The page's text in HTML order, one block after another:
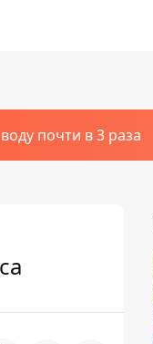
почти в 3 раза